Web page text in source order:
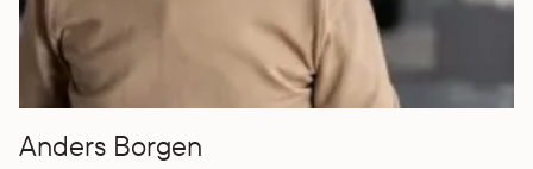
Anders Borgen